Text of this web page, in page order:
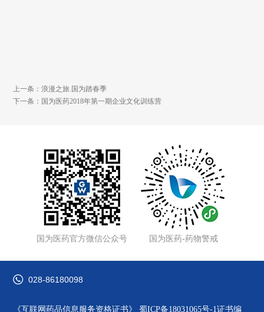
上一条：浪漫之旅.国为踏春季
下一条：国为医药2018年第一期企业文化训练营
国为医药官方微信公众号 国为医药-药物警戒
028-86180098
《互联网药品信息服务资格证书》蜀ICP备18031065号-1证书编